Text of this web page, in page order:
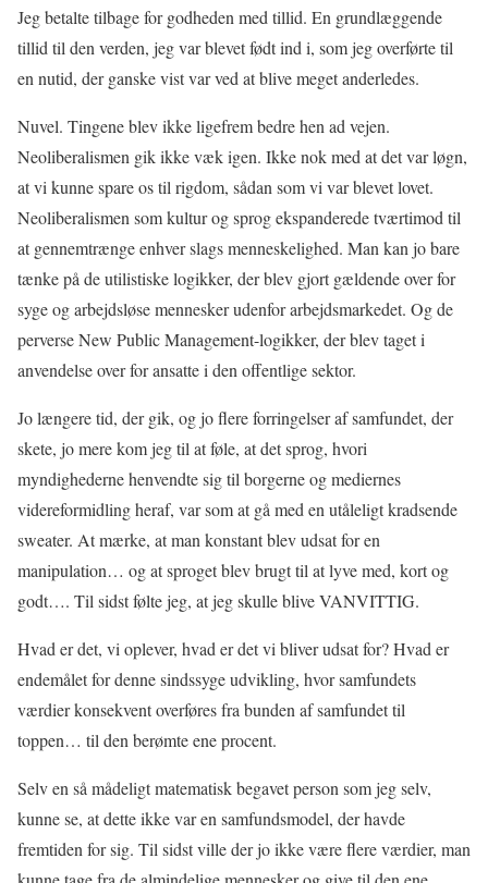
Jeg betalte tilbage for godheden med tillid. En grundlæggende
tillid til den verden, jeg var blevet født ind i, som jeg overførte til
en nutid, der ganske vist var ved at blive meget anderledes.
Nuvel. Tingene blev ikke ligefrem bedre hen ad vejen.
Neoliberalismen gik ikke væk igen. Ikke nok med at det var løgn,
at vi kunne spare os til rigdom, sådan som vi var blevet lovet.
Neoliberalismen som kultur og sprog ekspanderede tværtimod til
at gennemtrænge enhver slags menneskelighed. Man kan jo bare
tænke på de utilistiske logikker, der blev gjort gældende over for
syge og arbejdsløse mennesker udenfor arbejdsmarkedet. Og de
perverse New Public Management-logikker, der blev taget i
anvendelse over for ansatte i den offentlige sektor.
Jo længere tid, der gik, og jo flere forringelser af samfundet, der
skete, jo mere kom jeg til at føle, at det sprog, hvori
myndighederne henvendte sig til borgerne og mediernes
videreformidling heraf, var som at gå med en utåleligt kradsende
sweater. At mærke, at man konstant blev udsat for en
manipulation… og at sproget blev brugt til at lyve med, kort og
godt…. Til sidst følte jeg, at jeg skulle blive VANVITTIG.
Hvad er det, vi oplever, hvad er det vi bliver udsat for? Hvad er
endemålet for denne sindssyge udvikling, hvor samfundets
værdier konsekvent overføres fra bunden af samfundet til
toppen… til den berømte ene procent.
Selv en så mådeligt matematisk begavet person som jeg selv,
kunne se, at dette ikke var en samfundsmodel, der havde
fremtiden for sig. Til sidst ville der jo ikke være flere værdier, man